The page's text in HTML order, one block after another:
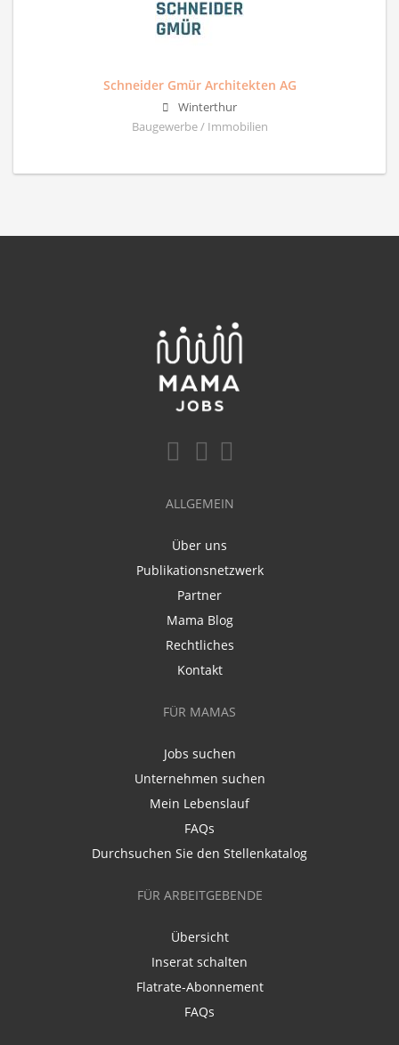
Schneider Gmür Architekten AG
Winterthur
Baugewerbe / Immobilien
ALLGEMEIN
Über uns
Publikationsnetzwerk
Partner
Mama Blog
Rechtliches
Kontakt
FÜR MAMAS
Jobs suchen
Unternehmen suchen
Mein Lebenslauf
FAQs
Durchsuchen Sie den Stellenkatalog
FÜR ARBEITGEBENDE
Übersicht
Inserat schalten
Flatrate-Abonnement
FAQs